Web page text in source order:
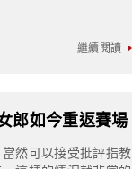
繼續閱讀
郎如今重返賽場
然可以接受批評指教